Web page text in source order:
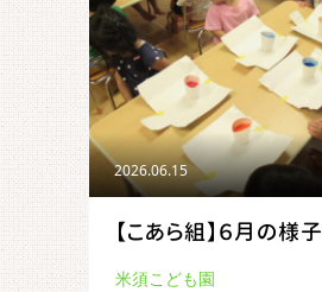
2026.06.15
【こあら組】６月の様子
米須こども園